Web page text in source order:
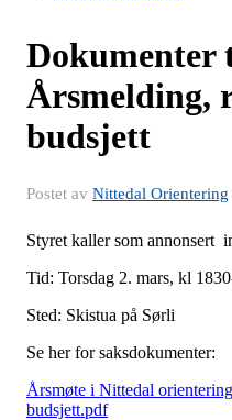
Dokumenter
Årsmelding,
budsjett
Postet av Nittedal Orientering
Styret kaller som annonsert
Tid: Torsdag 2. mars, kl
Sted: Skistua på Sørli
Se her for saksdokumenter:
Årsmøte i Nittedal
budsjett.pdf